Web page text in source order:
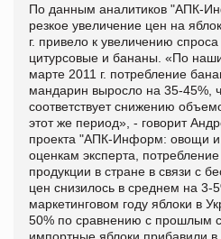
По данным аналитиков "АПК-
резкое увеличение цен на
г. привело к увеличению
цитурсовые и бананы. «По
марте 2011 г. потребление
мандарин выросло на 35-45%,
соответствует снижению
этот же период», - говорит
проекта "АПК-Информ: овощи
оценкам эксперта,
продукции в стране в связи с
цен снизилось в среднем на 3-
маркетинговом году яблоки в
50% по сравнению с прошлым
импортные яблоки прибавили в